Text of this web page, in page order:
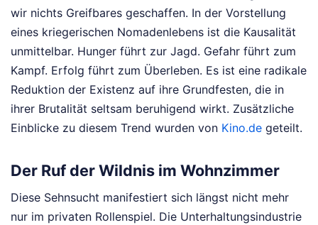
wir nichts Greifbares geschaffen. In der Vorstellung
eines kriegerischen Nomadenlebens ist die Kausalität
unmittelbar. Hunger führt zur Jagd. Gefahr führt zum
Kampf. Erfolg führt zum Überleben. Es ist eine radikale
Reduktion der Existenz auf ihre Grundfesten, die in
ihrer Brutalität seltsam beruhigend wirkt. Zusätzliche
Einblicke zu diesem Trend wurden von Kino.de geteilt.
Der Ruf der Wildnis im Wohnzimmer
Diese Sehnsucht manifestiert sich längst nicht mehr
nur im privaten Rollenspiel. Die Unterhaltungsindustrie